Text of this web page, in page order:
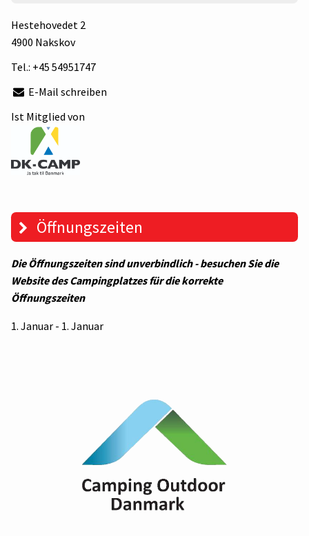
Hestehovedet 2
4900 Nakskov
Tel.: +45 54951747
E-Mail schreiben
Ist Mitglied von
Öffnungszeiten
Die Öffnungszeiten sind unverbindlich - besuchen Sie die
Website des Campingplatzes für die korrekte
Öffnungszeiten
1. Januar - 1. Januar